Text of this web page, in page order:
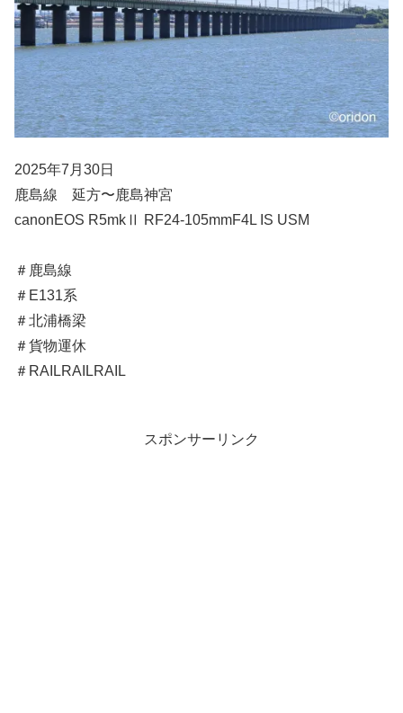
2025年7月30日
鹿島線 延方〜鹿島神宮
canonEOS R5mkⅡ RF24-105mmF4L IS USM
＃鹿島線
＃E131系
＃北浦橋梁
＃貨物運休
＃RAILRAILRAIL
スポンサーリンク